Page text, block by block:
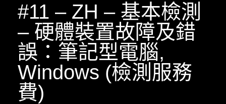
#11 – ZH – 基本檢測
– 硬體裝置故障及錯
誤：筆記型電腦,
Windows (檢測服務
費)